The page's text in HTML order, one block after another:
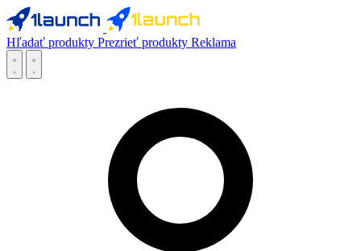
Hľadať produkty Prezrieť produkty Reklama